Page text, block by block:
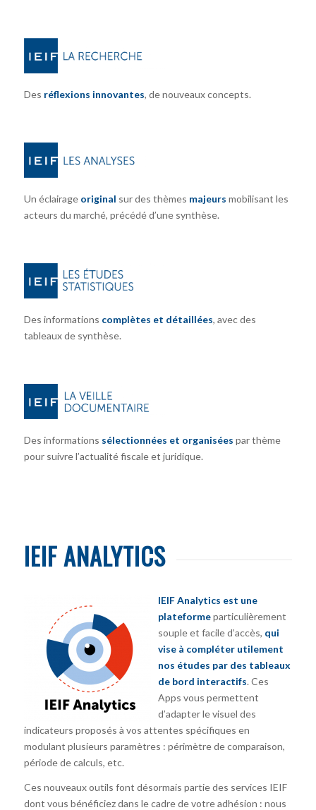
Des réflexions innovantes, de nouveaux concepts.
Un éclairage original sur des thèmes majeurs mobilisant les
acteurs du marché, précédé d’une synthèse.
Des informations complètes et détaillées, avec des
tableaux de synthèse.
Des informations sélectionnées et organisées par thème
pour suivre l’actualité fiscale et juridique.
IEIF ANALYTICS
IEIF Analytics est une
plateformeparticulièrement
souple et facile d’accès, qui
vise à compléter utilement
nos études par des tableaux
de bord interactifs. Ces
Apps vous permettent
d’adapter le visuel des
indicateurs proposés à vos attentes spécifiques en
modulant plusieurs paramètres : périmètre de comparaison,
période de calculs, etc.
Ces nouveaux outils font désormais partie des services IEIF
dont vous bénéficiez dans le cadre de votre adhésion : nous